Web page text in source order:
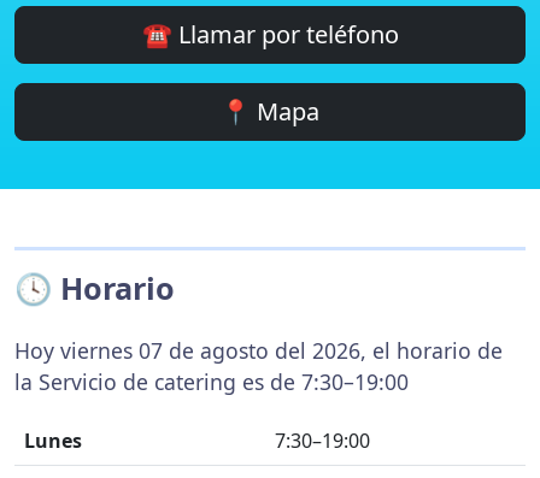
☎️ Llamar por teléfono
📍 Mapa
🕓 Horario
Hoy viernes 07 de agosto del 2026, el horario de
la Servicio de catering es de 7:30–19:00
Lunes
7:30–19:00